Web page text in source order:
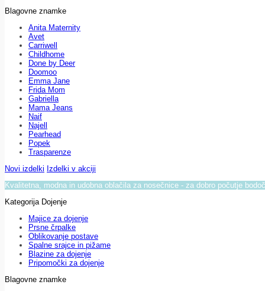
Blagovne znamke
Anita Maternity
Avet
Carriwell
Childhome
Done by Deer
Doomoo
Emma Jane
Frida Mom
Gabriella
Mama Jeans
Naif
Najell
Pearhead
Popek
Trasparenze
Novi izdelki Izdelki v akciji
Kvalitetna, modna in udobna oblačila za nosečnice - za dobro počutje
Kategorija Dojenje
Majice za dojenje
Prsne črpalke
Oblikovanje postave
Spalne srajce in pižame
Blazine za dojenje
Pripomočki za dojenje
Blagovne znamke